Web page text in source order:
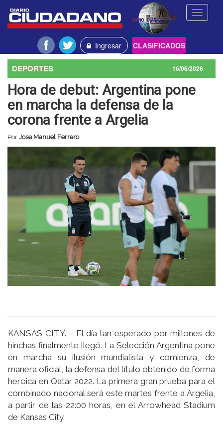
Toggle
Ingresar CLASIFICADOS
DEPORTES 16/06/2026
Hora de debut: Argentina pone
en marcha la defensa de la
corona frente a Argelia
Por Jose Manuel Ferrero
KANSAS CITY. – El día tan esperado por millones de
hinchas finalmente llegó. La Selección Argentina pone
en marcha su ilusión mundialista y comienza, de
manera oficial, la defensa del título obtenido de forma
heroica en Qatar 2022. La primera gran prueba para el
combinado nacional será este martes frente a Argelia,
a partir de las 22:00 horas, en el Arrowhead Stadium
de Kansas City.